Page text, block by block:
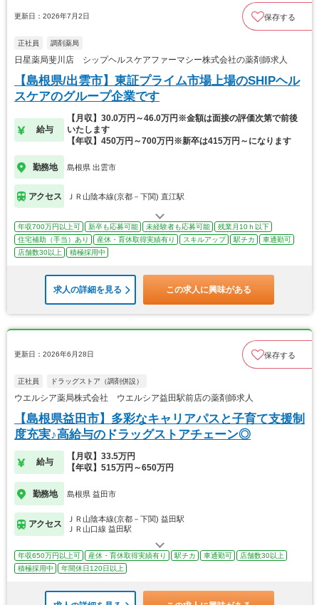
更新日：2026年7月2日 保存する
正社員 調剤薬局
日星薬局斐川店 シップヘルスケアファーマシー株式会社の薬剤師求人
【島根県/出雲市】東証プライム市場上場のSHIPヘル
スケアのグループ企業です
給与
【月収】30.0万円～46.0万円※金額は面接の評価次第で前後
いたします
【年収】450万円～700万円※新卒は415万円～になります
勤務地 島根県 出雲市
アクセス ＪＲ山陰本線(京都－下関) 直江駅
年収700万円以上可 新卒も応募可能 未経験者も応募可能
残業月10ｈ以下
住宅補助（手当）あり
産休・育休取得実績有り スキルアップ 駅チカ
車通勤可
店舗数30以上
積極採用中
求人の詳細を見る この求人に興味がある
更新日：2026年6月28日 保存する
正社員 ドラッグストア（調剤併設）
ウエルシア薬局株式会社 ウエルシア益田駅前店の薬剤師求人
【島根県益田市】多彩なキャリアパスと子育て支援制
度充実♪高給与のドラッグストアチェーン◎
給与
【月収】33.5万円
【年収】515万円～650万円
勤務地 島根県 益田市
アクセス
ＪＲ山陰本線(京都－下関) 益田駅
ＪＲ山口線 益田駅
年収650万円以上可 産休・育休取得実績有り 駅チカ 車通勤可
店舗数30以上
積極採用中
年間休日120日以上